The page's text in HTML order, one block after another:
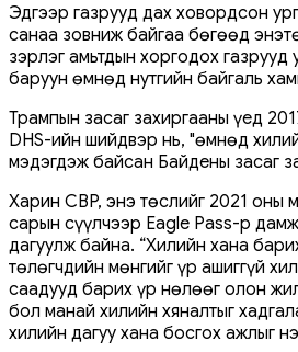
Эдгээр газрууд дах ховордсон
санаа зовниж байгаа бөгөөд
зэрлэг амьтдын хоргодох
баруун өмнөд нутгийн байгаль
Трампын засаг захиргааны үед
DHS-ийн шийдвэр нь, "өмнөд
мэдэгдэж байсан Байдены засаг
Харин CBP, энэ төслийг 2021
сарын сүүлчээр Eagle Pass-р
дагуулж байна. “Хилийн хана
төлөгчдийн мөнгийг үр ашиггүй
саадууд барих үр нөлөөг олон
бол манай хилийн хяналтыг
хилийн дагуу хана босгох ажлыг